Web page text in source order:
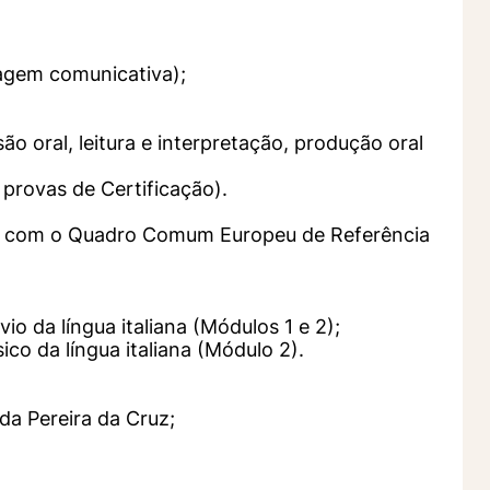
comunicativa);
oral, leitura e interpretação, produção oral
de Certificação).
o Quadro Comum Europeu de Referência
da língua italiana (Módulos 1 e 2);
da língua italiana (Módulo 2).
Pereira da Cruz;